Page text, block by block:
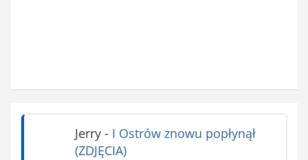
Jerry- I Ostrów znowu popłynął
(ZDJĘCIA)